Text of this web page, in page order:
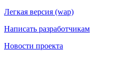
Легкая версия (wap)
Написать разработчикам
Новости проекта